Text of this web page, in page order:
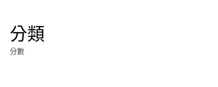
分類
分數